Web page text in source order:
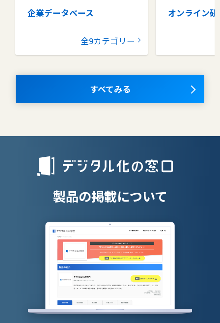
企業データベース
コラボレーションツール
ナレッジマネジメントツール
全9カテゴリー
オンライン研
タレントマ
OKRツール
授業支援シス
すべてみる
製品の掲載について